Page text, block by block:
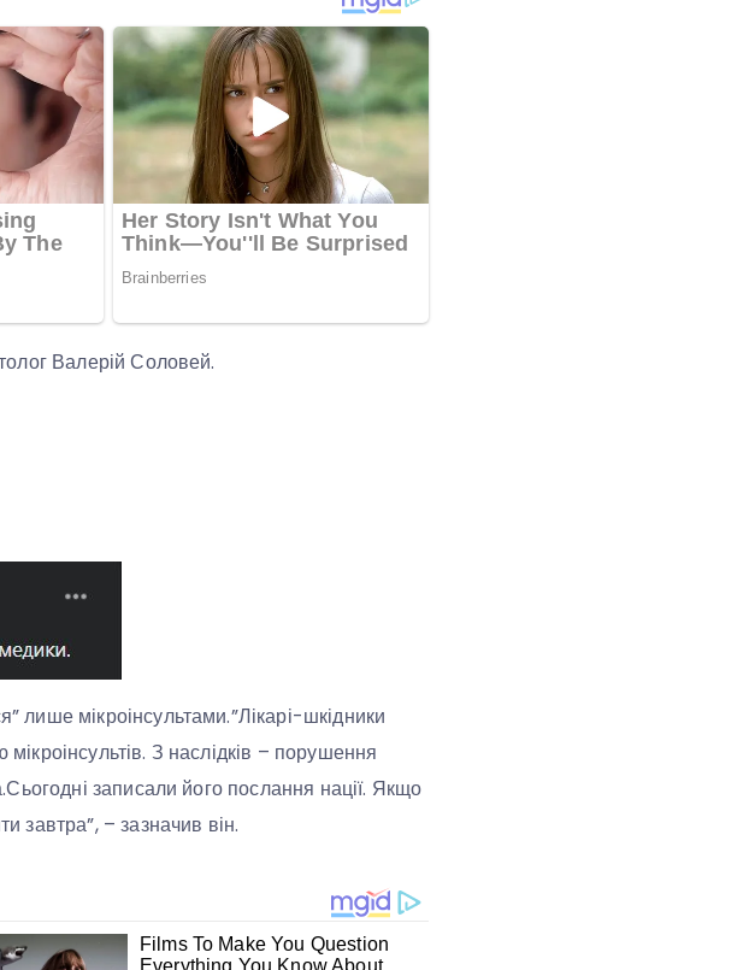
Валерій Соловей.
лише мікроінсультами.”Лікарі-шкідники
З наслідків – порушення
записали його послання нації. Якщо
завтра”, – зазначив він.